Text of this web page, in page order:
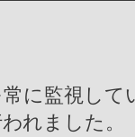
に監視して
れました。